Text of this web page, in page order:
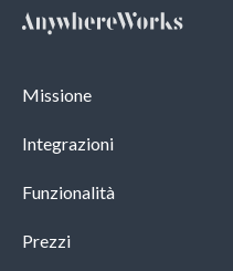
Missione
Integrazioni
Funzionalità
Prezzi